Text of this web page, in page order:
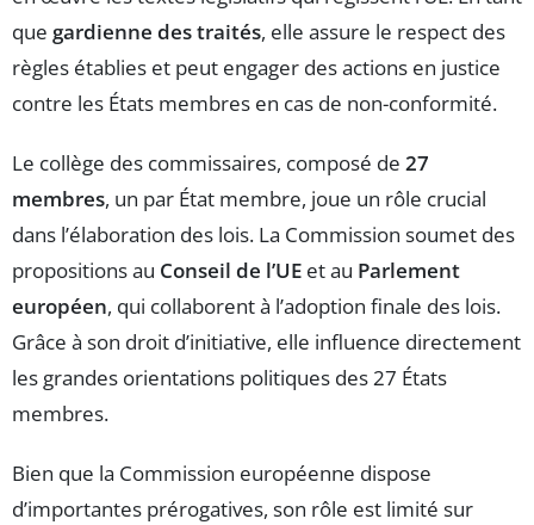
que gardienne des traités, elle assure le respect des
règles établies et peut engager des actions en justice
contre les États membres en cas de non-conformité.
Le collège des commissaires, composé de 27
membres, un par État membre, joue un rôle crucial
dans l’élaboration des lois. La Commission soumet des
propositions au Conseil de l’UE et au Parlement
européen, qui collaborent à l’adoption finale des lois.
Grâce à son droit d’initiative, elle influence directement
les grandes orientations politiques des 27 États
membres.
Bien que la Commission européenne dispose
d’importantes prérogatives, son rôle est limité sur